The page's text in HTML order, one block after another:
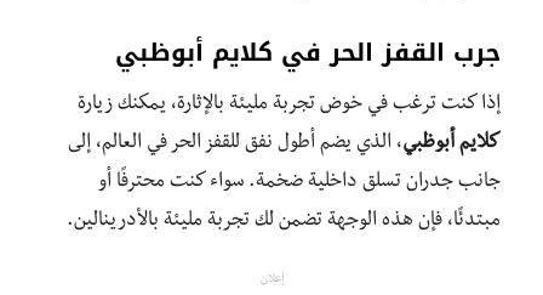
جرب القفز الحر في كلايم أبوظبي
إذا كنت ترغب في خوض تجربة مليئة بالإثارة، يمكنك زيارة
كلايم أبوظبي، الذي يضم أطول نفق للقفز الحر في العالم، إلى
جانب جدران تسلق داخلية ضخمة. سواء كنت محترفًا أو
مبتدئًا، فإن هذه الوجهة تضمن لك تجربة مليئة بالأدرينالين.
إعلان